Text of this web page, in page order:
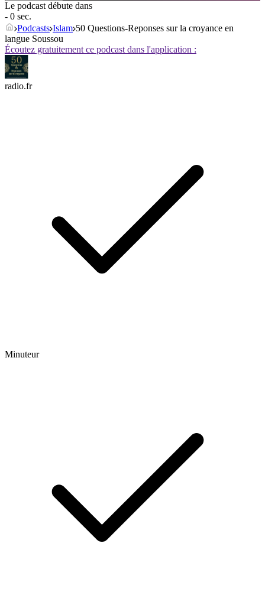
Le podcast débute dans
- 0 sec.
Podcasts Islam 50 Questions-Reponses sur la croyance en
langue Soussou
Écoutez gratuitement ce podcast dans l'application :
radio.fr
Minuteur